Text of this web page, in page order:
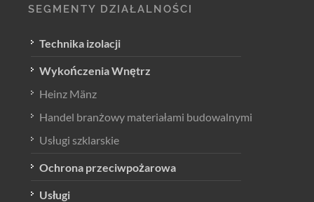
SEGMENTY DZIAŁALNOŚCI
Technika izolacji
Wykończenia Wnętrz
Heinz Mänz
Handel branżowy materiałami budowalnymi
Usługi szklarskie
Ochrona przeciwpożarowa
Usługi